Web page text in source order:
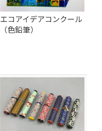
エコアイデアコンクール
（色鉛筆）